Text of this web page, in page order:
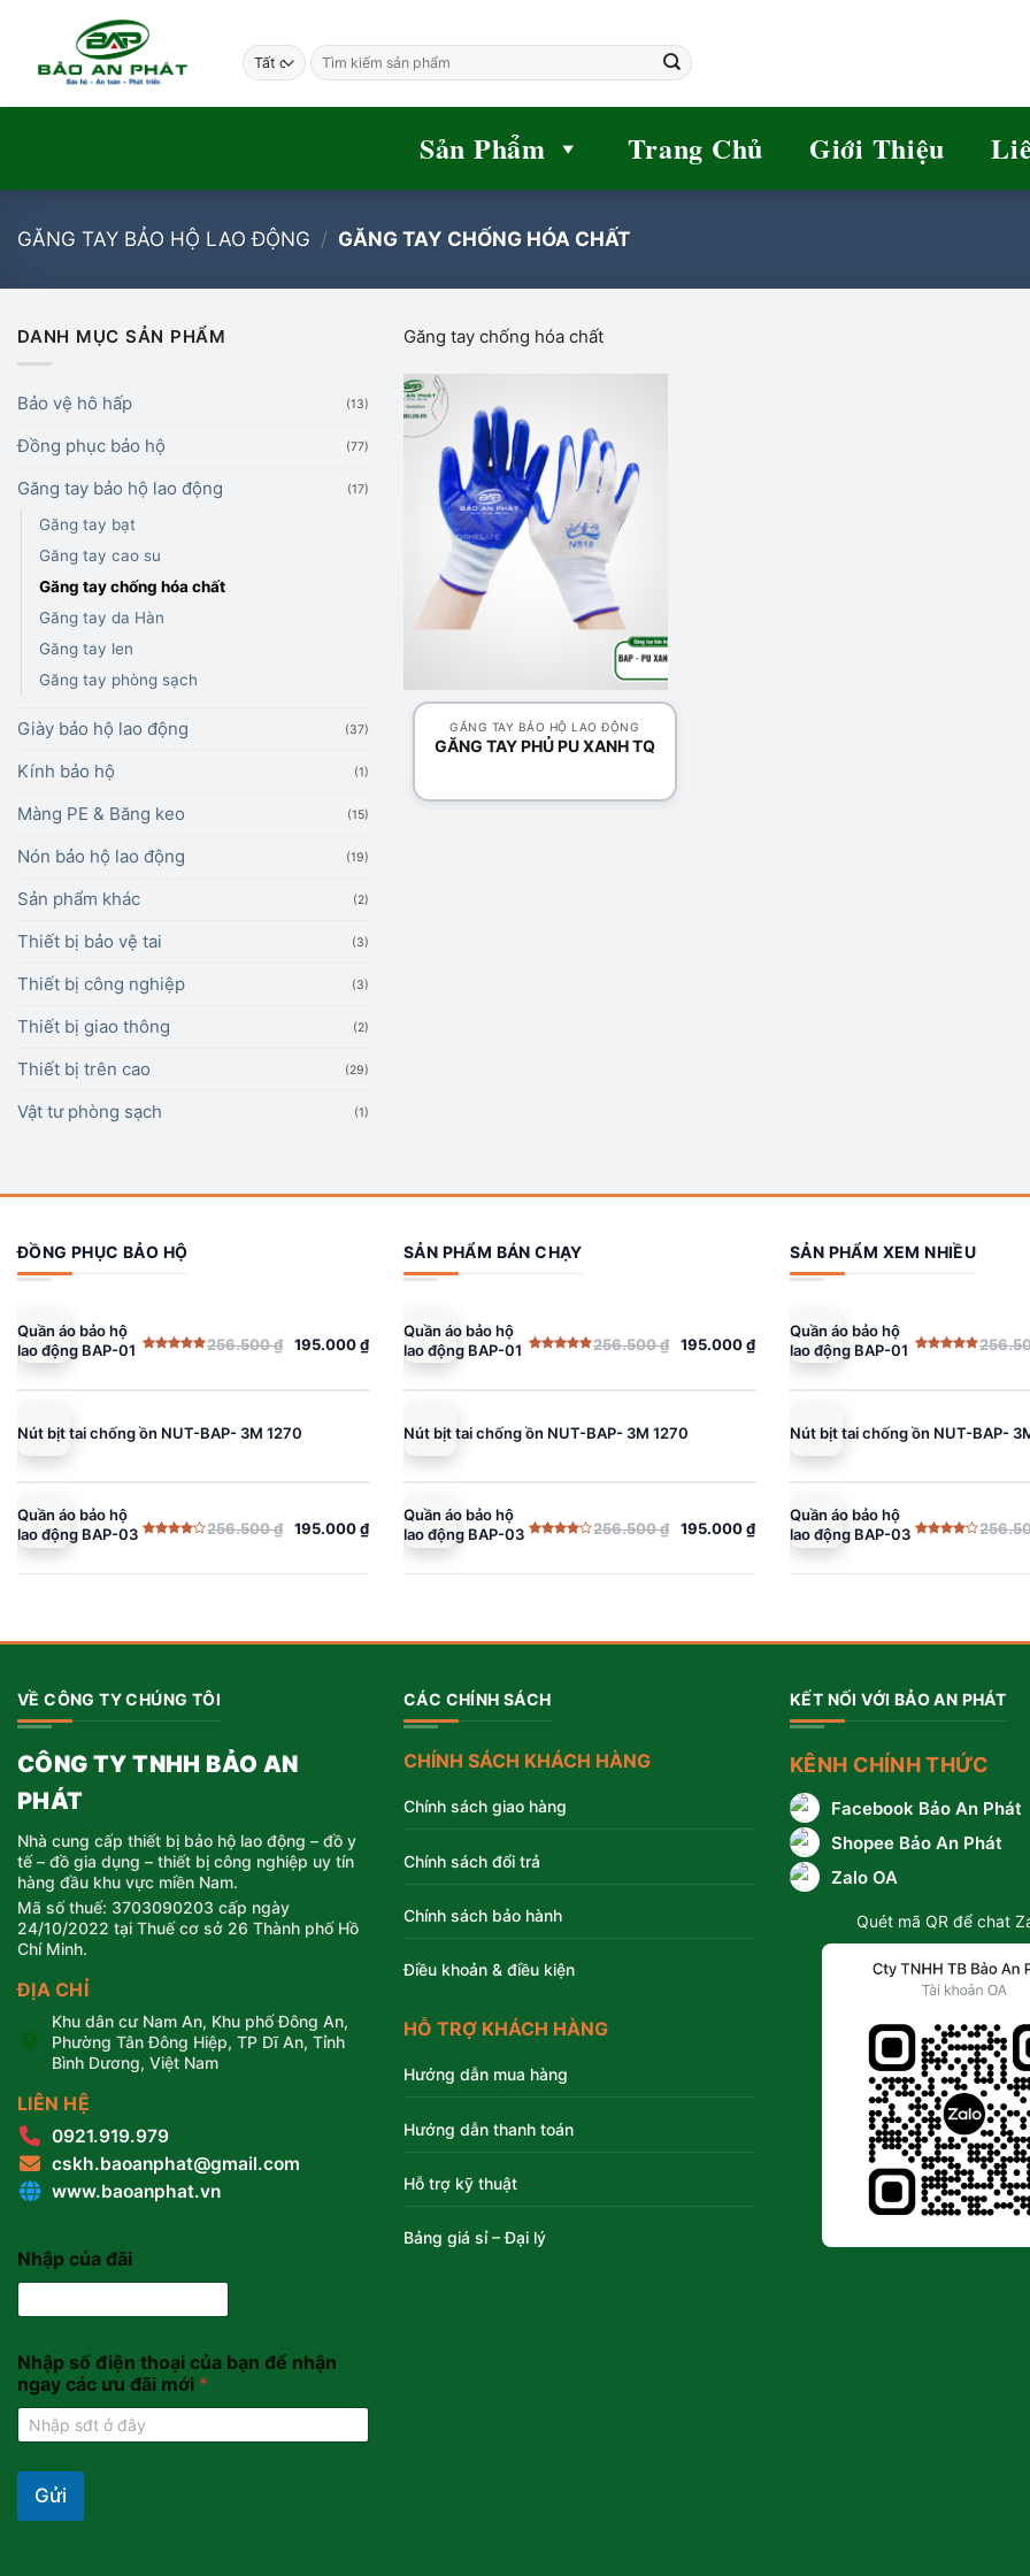
Tìm
kiếm:
Sản Phẩm Trang Chủ Giới Thiệu
GĂNG TAY BẢO HỘ LAO ĐỘNG / GĂNG TAY CHỐNG HÓA CHẤT
DANH MỤC SẢN PHẨM
Bảo vệ hô hấp (13)
Đồng phục bảo hộ (77)
Găng tay bảo hộ lao động (17)
Găng tay bạt
Găng tay cao su
Găng tay chống hóa chất
Găng tay da Hàn
Găng tay len
Găng tay phòng sạch
Giày bảo hộ lao động (37)
Kính bảo hộ (1)
Màng PE & Băng keo (15)
Nón bảo hộ lao động (19)
Sản phẩm khác (2)
Thiết bị bảo vệ tai (3)
Thiết bị công nghiệp (3)
Thiết bị giao thông (2)
Thiết bị trên cao (29)
Vật tư phòng sạch (1)
Găng tay chống hóa chất
wishlist
GĂNG TAY BẢO HỘ LAO ĐỘNG
GĂNG TAY PHỦ PU XANH TQ
ĐỒNG PHỤC BẢO HỘ
Quần áo bảo hộ
lao động BAP-01
5 sao
256.500₫
Giá
là:
195.000₫
Giá
tại
195.000 ₫.
Nút bịt tai chống ồn NUT-BAP- 3M 1270
Quần áo bảo hộ
lao động BAP-03
hạng
256.500₫
Giá
là:
195.000₫
Giá
tại
SẢN PHẨM BÁN CHẠY
Quần áo bảo hộ
lao động BAP-01
5 sao
256.500₫
Giá
là:
195.000₫
Giá
tại
195.000 ₫.
Nút bịt tai chống ồn NUT-BAP- 3M 1270
Quần áo bảo hộ
lao động BAP-03
hạng
256.500₫
Giá
là:
195.000₫
Giá
tại
SẢN PHẨM XEM NHIỀU
Quần áo bảo hộ
lao động BAP-01
5 sao
Giá
là:
Giá
tại
195.000 ₫.
Nút bịt tai chống ồn NUT-BAP-
Quần áo bảo hộ
lao động BAP-03
hạng
Giá
là:
Giá
tại
VỀ CÔNG TY CHÚNG TÔI
CÔNG TY TNHH BẢO AN
PHÁT
Nhà cung cấp thiết bị bảo hộ lao động – đồ y
tế – đồ gia dụng – thiết bị công nghiệp uy tín
hàng đầu khu vực miền Nam.
Mã số thuế: 3703090203 cấp ngày
24/10/2022 tại Thuế cơ sở 26 Thành phố Hồ
Chí Minh.
ĐỊA CHỈ
Khu dân cư Nam An, Khu phố Đông An,
Phường Tân Đông Hiệp, TP Dĩ An, Tỉnh
Bình Dương, Việt Nam
LIÊN HỆ
0921.919.979
cskh.baoanphat@gmail.com
www.baoanphat.vn
Nhập của đãi
Nhập số điện thoại của bạn để nhận
ngay các ưu đãi mới *
Gửi
CÁC CHÍNH SÁCH
CHÍNH SÁCH KHÁCH HÀNG
Chính sách giao hàng
Chính sách đổi trả
Chính sách bảo hành
Điều khoản & điều kiện
HỖ TRỢ KHÁCH HÀNG
Hướng dẫn mua hàng
Hướng dẫn thanh toán
Hỗ trợ kỹ thuật
Bảng giá sỉ – Đại lý
KẾT NỐI VỚI BẢO AN PHÁT
KÊNH CHÍNH THỨC
Facebook Bảo An Phát
Shopee Bảo An Phát
Zalo OA
Quét mã QR để chat